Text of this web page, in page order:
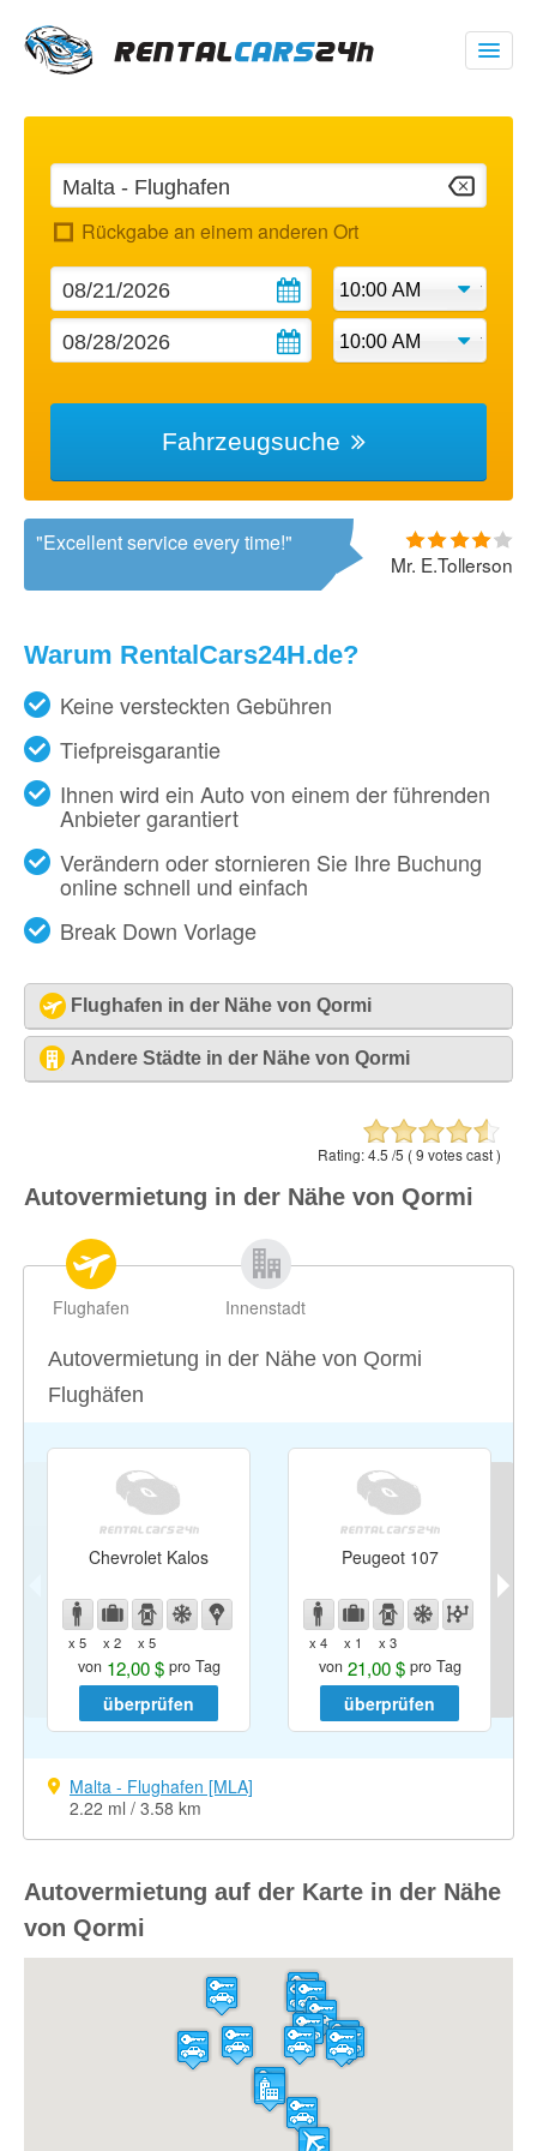
00 1 (347) 719 1928
$
USD
Rating:4.5 /5 (9 votes cast )
Autovermietung in der Nähe von Qormi
Flughafen Innenstadt
Autovermietung in der Nähe von Qormi
Flughäfen
Chevrolet Kalos
x 5 x 2 x 5
von 12,00 $ pro Tag
überprüfen
Peugeot 107
x 4 x 1 x 3
von 21,00 $ pro Tag
überprüfen
Malta - Flughafen [MLA]
2.22 ml / 3.58 km
Autovermietung auf der Karte in der Nähe
von Qormi
Rückgabe an einem anderen Ort
Fahrzeugsuche
Excellent service every time!
Mr. E.Tollerson
Warum RentalCars24H.de?
Keine versteckten Gebühren
Tiefpreisgarantie
Ihnen wird ein Auto von einem der führenden
Anbieter garantiert
Verändern oder stornieren Sie Ihre Buchung
online schnell und einfach
Break Down Vorlage
Flughafen in der Nähe von Qormi
Malta - Flughafen [MLA]
Andere Städte in der Nähe von Qormi
Marsa1.32 ml / 2.13 km
Luqa